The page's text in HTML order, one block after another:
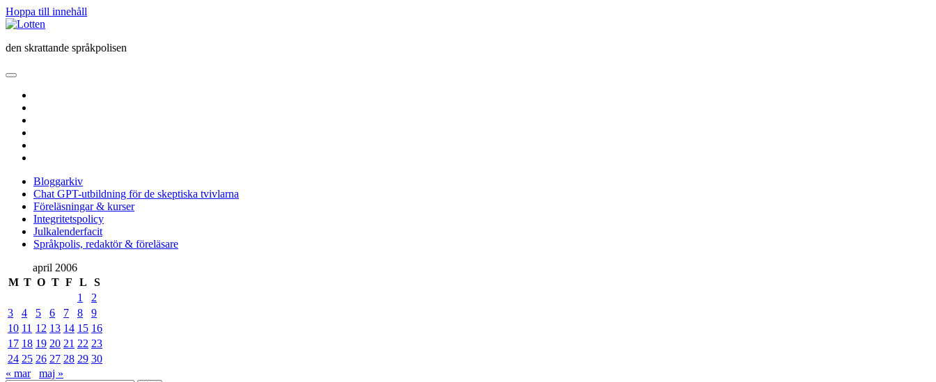
Hoppa till innehåll
Lotten
den skrattande språkpolisen
öppna
meny
Bloggarkiv
Chat GPT-utbildning för de skeptiska tvivlarna
Föreläsningar & kurser
Integritetspolicy
Julkalenderfacit
Språkpolis, redaktör & föreläsare
Sidopanel
april 2006
M T O T F L
S
1
2
3
4 5 6 7 8
9
10 11 12 13 14 15 16
17 18 19 20 21 22 23
24 25 26 27 28 29 30
« mar
maj »